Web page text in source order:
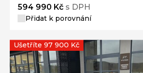
594 990 Kč s DPH
Přidat k porovnání
Ušetříte 97 900 Kč